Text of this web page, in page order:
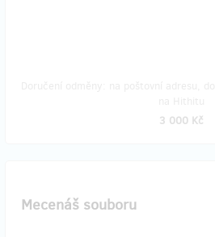
3 000 Kč
Mecenáš souboru